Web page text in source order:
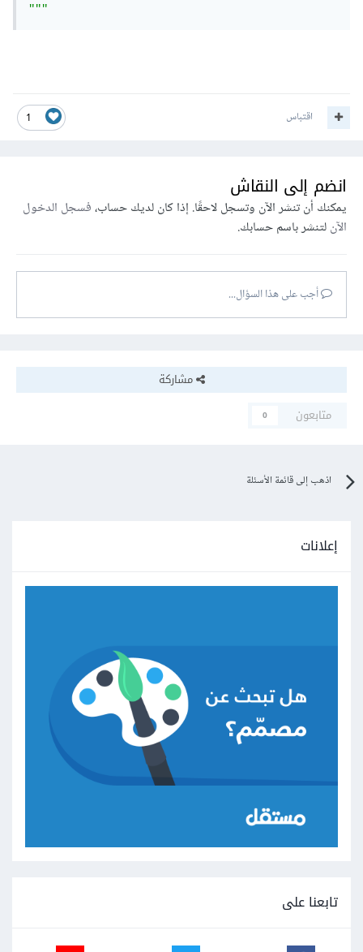
"""
1 اقتباس
انضم إلى النقاش
يمكنك أن تنشر الآن وتسجل لاحقًا. إذا كان لديك حساب،فسجل الدخول
الآنلتنشر باسم حسابك.
أجب على هذا السؤال...
مشاركة
متابعون
0
اذهب إلى قائمة الأسئلة
إعلانات
تابعنا على